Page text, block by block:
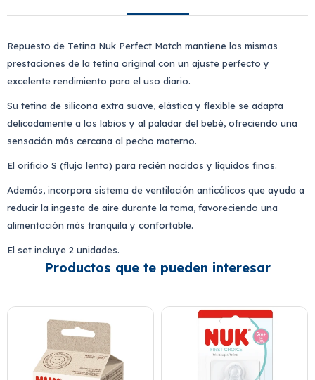
Repuesto de Tetina Nuk Perfect Match mantiene las mismas
prestaciones de la tetina original con un ajuste perfecto y
excelente rendimiento para el uso diario.
Su tetina de silicona extra suave, elástica y flexible se adapta
delicadamente a los labios y al paladar del bebé, ofreciendo una
sensación más cercana al pecho materno.
El orificio S (flujo lento) para recién nacidos y líquidos finos.
Además, incorpora sistema de ventilación anticólicos que ayuda a
reducir la ingesta de aire durante la toma, favoreciendo una
alimentación más tranquila y confortable.
El set incluye 2 unidades.
Productos que te pueden interesar